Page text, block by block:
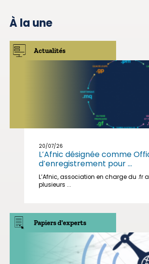
À la une
Actualités
20/07/26
L’Afnic désignée comme
d’enregistrement pour ...
L’Afnic, association en charge du .fr
plusieurs ...
Papiers d'experts